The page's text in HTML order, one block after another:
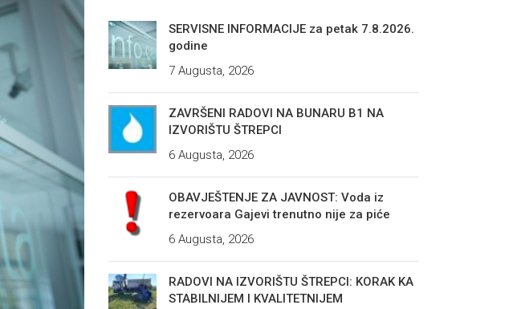
SERVISNE INFORMACIJE za petak 7.8.2026.
godine
7 Augusta, 2026
ZAVRŠENI RADOVI NA BUNARU B1 NA
IZVORIŠTU ŠTREPCI
6 Augusta, 2026
OBAVJEŠTENJE ZA JAVNOST: Voda iz
rezervoara Gajevi trenutno nije za piće
6 Augusta, 2026
RADOVI NA IZVORIŠTU ŠTREPCI: KORAK KA
STABILNIJEM I KVALITETNIJEM